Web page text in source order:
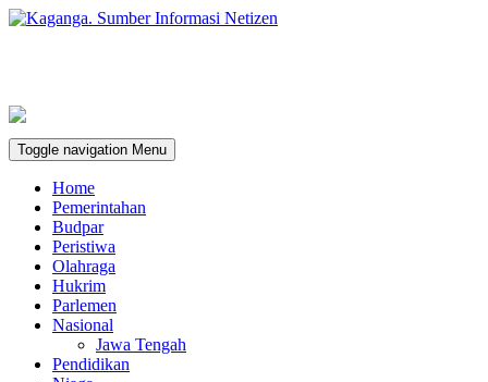
Toggle navigation Menu
Home
Pemerintahan
Budpar
Peristiwa
Olahraga
Hukrim
Parlemen
Nasional
Jawa Tengah
Pendidikan